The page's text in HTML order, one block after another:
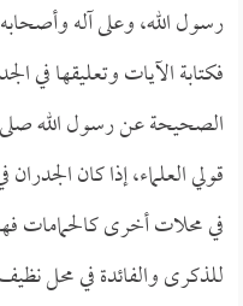
رسول الله، وعلى آله
فكتابة الآيات وتعليقها في
الصحيحة عن رسول الله
قولي العلماء، إذا كان
في محلات أخرى كالحمامات
للذكرى والفائدة في محل